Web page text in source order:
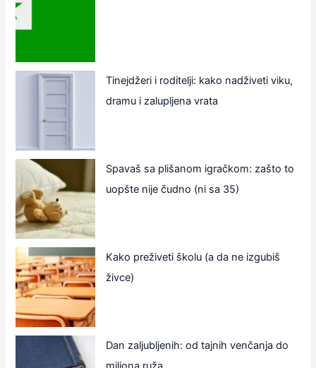
Tinejdžeri i roditelji: kako nadživeti viku,
dramu i zalupljena vrata
Spavaš sa plišanom igračkom: zašto to
uopšte nije čudno (ni sa 35)
Kako preživeti školu (a da ne izgubiš
živce)
Dan zaljubljenih: od tajnih venčanja do